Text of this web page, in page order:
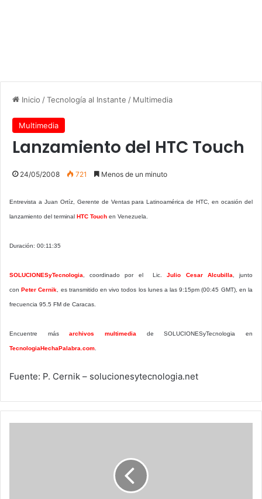
Inicio /Tecnología al Instante / Multimedia
Multimedia
Lanzamiento del HTC Touch
24/05/2008 721 Menos de un minuto
Entrevista a Juan Ortíz, Gerente de Ventas para Latinoamérica de HTC, en ocasión del
lanzamiento del terminal HTC Touch en Venezuela.
Duración: 00:11:35
SOLUCIONESyTecnologia ,coordinado por el Lic.Julio Cesar Alcubilla , junto
conPeter Cernik , es transmitido en vivo todos los lunes a las 9:15pm (00:45 GMT), en la
frecuencia 95.5 FM de Caracas.
Encuentre másarchivos multimedia de SOLUCIONESyTecnologia en
TecnologiaHechaPalabra.com
Fuente: P. Cernik – solucionesytecnologia.net